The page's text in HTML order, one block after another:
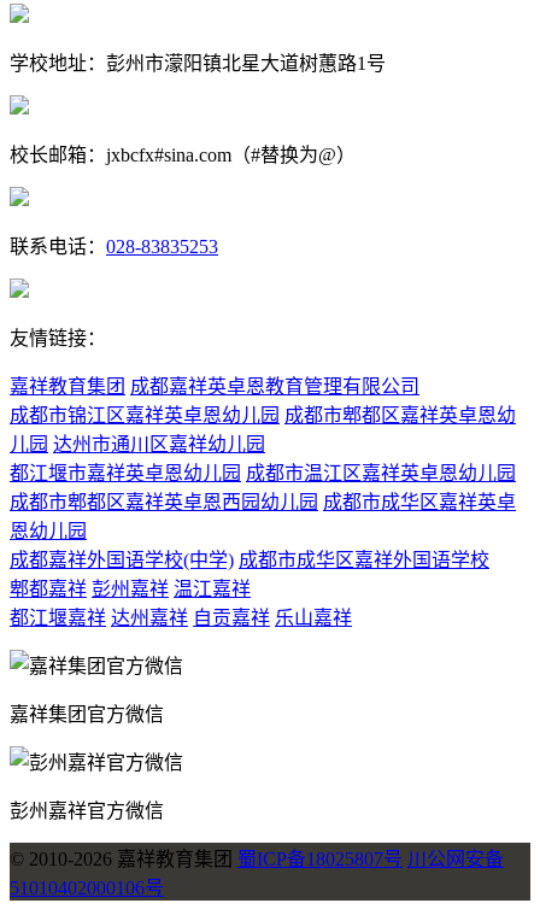
学校地址：彭州市濛阳镇北星大道树蕙路1号
校长邮箱：jxbcfx#sina.com（#替换为@）
联系电话： 028-83835253
友情链接：
嘉祥教育集团 成都嘉祥英卓恩教育管理有限公司
成都市锦江区嘉祥英卓恩幼儿园 成都市郫都区嘉祥英卓恩幼
儿园 达州市通川区嘉祥幼儿园
都江堰市嘉祥英卓恩幼儿园 成都市温江区嘉祥英卓恩幼儿园
成都市郫都区嘉祥英卓恩西园幼儿园 成都市成华区嘉祥英卓
恩幼儿园
成都嘉祥外国语学校(中学) 成都市成华区嘉祥外国语学校
郫都嘉祥 彭州嘉祥 温江嘉祥
都江堰嘉祥 达州嘉祥 自贡嘉祥 乐山嘉祥
嘉祥集团官方微信
彭州嘉祥官方微信
© 2010-2026 嘉祥教育集团 蜀ICP备18025807号 川公网安备
51010402000106号